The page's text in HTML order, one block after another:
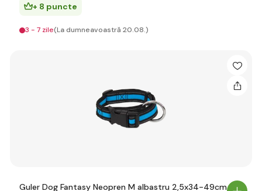
+ 8 puncte
3 - 7 zile(La dumneavoastră 20.08.)
Guler Dog Fantasy Neopren M albastru 2,5x34-49cm